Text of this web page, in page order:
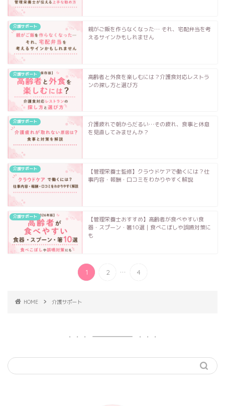
介護サポート
親がご飯を作らなくなった… それ、宅配弁当を考
えるサインかもしれません
介護サポート
高齢者と外食を楽しむには？介護食対応レストラ
ンの探し方と選び方
介護サポート
介護疲れで朝からだるい…その疲れ、食事と休息
を見直してみませんか？
介護サポート
【管理栄養士監修】クラウドケアで働くには？仕
事内容・報酬・口コミをわかりやすく解説
介護サポート
【管理栄養士おすすめ】高齢者が食べやすい食
器・スプーン・箸10選｜食べこぼしや誤嚥対策に
も
1 2 ... 4
HOME 介護サポート